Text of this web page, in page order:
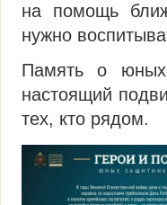
на помощь
нужно
Память о
настоящий
тех, кто рядом.